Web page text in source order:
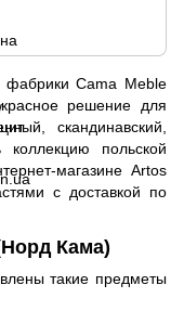
фабрики Cama Meble
решение для
скандинавский,
польской
магазине Artos
с доставкой по
Кама)
такие предметы